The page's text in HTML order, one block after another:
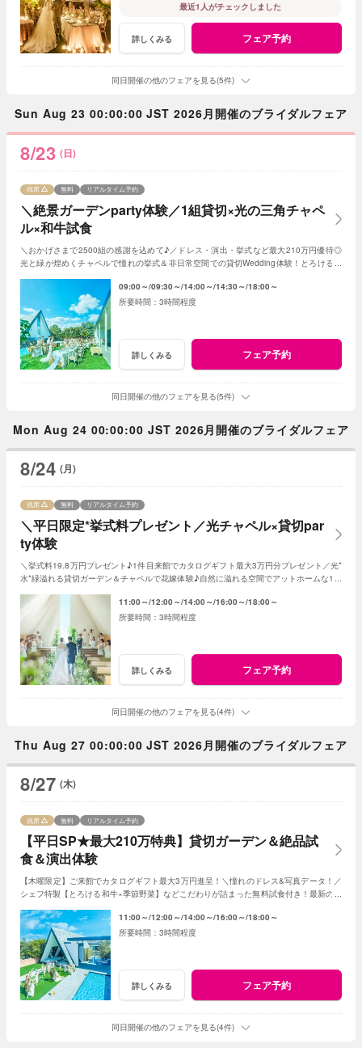
最近1人がチェックしました
詳しくみる フェア予約
同日開催の他のフェアを見る(5件)
Sun Aug 23 00:00:00 JST 2026月開催のブライダルフェア
8/23 (日)
＼絶景ガーデンparty体験／1組貸切×光の三角チャペ
ル×和牛試食
残席 無料 リアルタイム予約
＼おかげさまで2500組の感謝を込めて♪／ドレス・演出・挙式など最大210万円優待◎
光と緑が煌めくチャペルで憧れの挙式＆非日常空間での貸切Wedding体験！とろける和
09:00～ 09:30～ 14:00～ 14:30～ 18:00～
3時間程度
詳しくみる フェア予約
同日開催の他のフェアを見る(5件)
Mon Aug 24 00:00:00 JST 2026月開催のブライダルフェア
8/24 (月)
＼平日限定*挙式料プレゼント／光チャペル×貸切par
ty体験
残席 無料 リアルタイム予約
＼挙式料19.8万円プレゼント♪1件目来館でカタログギフト最大3万円分プレゼント／光*
水*緑溢れる貸切ガーデン＆チャペルで花嫁体験♪自然に溢れる空間でアットホームな1日
11:00～ 12:00～ 14:00～ 16:00～ 18:00～
3時間程度
詳しくみる フェア予約
同日開催の他のフェアを見る(4件)
Thu Aug 27 00:00:00 JST 2026月開催のブライダルフェア
8/27 (木)
【平日SP★最大210万特典】貸切ガーデン＆絶品試
食＆演出体験
残席 無料 リアルタイム予約
【木曜限定】ご来館でカタログギフト最大3万円進呈！＼憧れのドレス&写真データ！／
シェフ特製【とろける和牛×季節野菜】などこだわりが詰まった無料試食付き！最新のマ
11:00～ 12:00～ 14:00～ 16:00～ 18:00～
3時間程度
詳しくみる フェア予約
同日開催の他のフェアを見る(4件)